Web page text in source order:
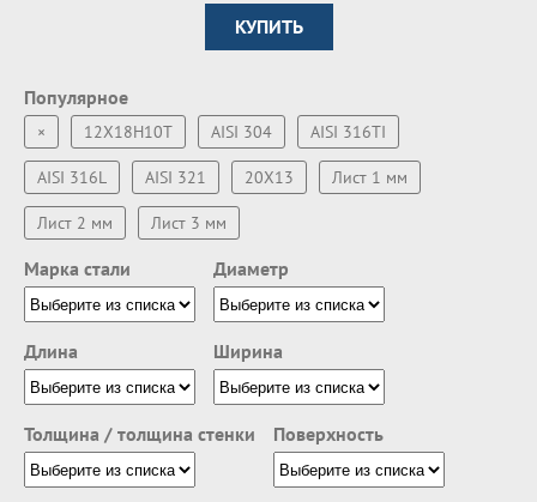
КУПИТЬ
Популярное
× 12Х18Н10Т AISI 304 AISI 316TI
AISI 316L AISI 321 20Х13 Лист 1 мм
Лист 2 мм Лист 3 мм
Марка стали Диаметр
Длина Ширина
Толщина / толщина стенки Поверхность